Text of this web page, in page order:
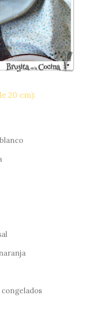
20 cm):